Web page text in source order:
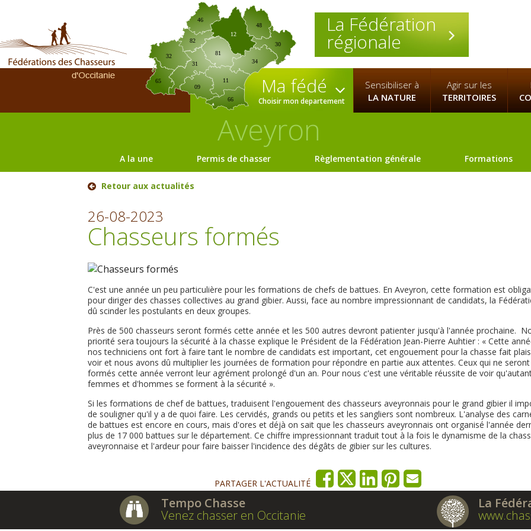
La Fédération
régionale
09
12
30
31
32
34
46
65
66
81
82
11
48
Ma fédé
Choisir mon departement
Sensibiliser à
LA NATURE
Agir sur les
TERRITOIRES
Aveyron
A la une Permis de chasser Règlementation générale Formations
Retour aux actualités
26-08-2023
Chasseurs formés
C'est une année un peu particulière pour les formations de chefs de battues. En Aveyron, cette formation est
pour diriger des chasses collectives au grand gibier. Aussi, face au nombre impressionnant de candidats, la
dû scinder les postulants en deux groupes.
Près de 500 chasseurs seront formés cette année et les 500 autres devront patienter jusqu'à l'année prochaine.
priorité sera toujours la sécurité à la chasse explique le Président de la Fédération Jean-Pierre Auhtier : « Cette
nos techniciens ont fort à faire tant le nombre de candidats est important, cet engouement pour la chasse fait
voir et nous avons dû multiplier les journées de formation pour répondre en partie aux attentes. Ceux qui ne seront
formés cette année verront leur agrément prolongé d'un an. Pour nous c'est une véritable réussite de voir
femmes et d'hommes se forment à la sécurité ».
Si les formations de chef de battues, traduisent l'engouement des chasseurs aveyronnais pour le grand gibier il
de souligner qu'il y a de quoi faire. Les cervidés, grands ou petits et les sangliers sont nombreux. L'analyse des
de battues est encore en cours, mais d'ores et déjà on sait que les chasseurs aveyronnais ont organisé l'année
plus de 17 000 battues sur le département. Ce chiffre impressionnant traduit tout à la fois le dynamisme de la
aveyronnaise et l'ardeur pour faire baisser l'incidence des dégâts de gibier sur les cultures.
PARTAGER L'ACTUALITÉ
Tempo Chasse
Venez chasser en Occitanie
La